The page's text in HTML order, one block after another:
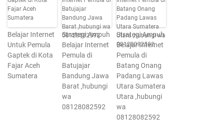
Belajar Internet
Untuk Pemula
Gaptek di Kota
Fajar Aceh
Sumatera
Strategi Ampuh
Belajar Internet
Pemula di
Batujajar
Bandung Jawa
Barat ,hubungi
wa
08128082592
Strategi Ampuh
Belajar Internet
Pemula di
Batang Onang
Padang Lawas
Utara Sumatera
Utara ,hubungi
wa
08128082592